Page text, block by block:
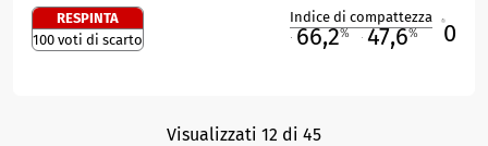
RESPINTA
100 voti di scarto
Indice di compattezza
66,2% 47,6% 0
Visualizzati 12 di 45